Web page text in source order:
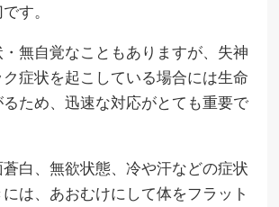
す。
無自覚なこともありますが、失神
症状を起こしている場合には生命
ため、迅速な対応がとても重要で
白、無欲状態、冷や汗などの症状
は、あおむけにして体をフラット